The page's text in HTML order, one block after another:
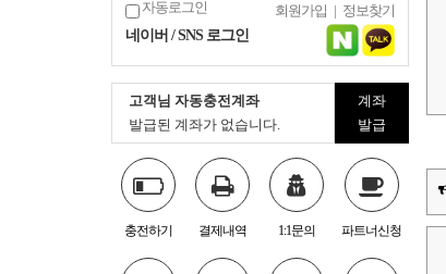
자동로그인 회원가입 | 정보찾기
네이버 / SNS 로그인
고객님 자동충전계좌
발급된 계좌가 없습니다.
계좌
발급
충전하기 결제내역 1:1문의 파트너신청